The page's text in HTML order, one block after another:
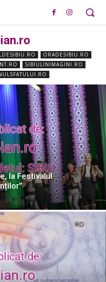
ORADESIBIU.RO
SIBIULINIMAGINI.RO
la Festivalul